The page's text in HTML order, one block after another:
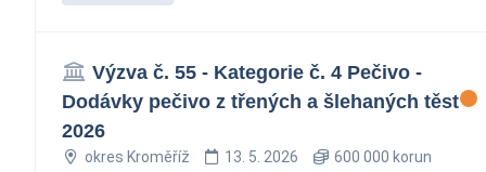
Výzva č. 55 - Kategorie č. 4 Pečivo -
Dodávky pečivo z třených a šlehaných těst
2026
okres Kroměříž 13. 5. 2026 600 000 korun